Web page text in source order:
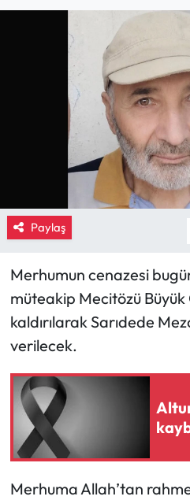
Paylaş
Merhumun cenazesi
müteakip Mecitözü Büyük
kaldırılarak Sarıdede
verilecek.
Merhuma Allah’tan
Çorum Son Dakika
Dodurga Haberleri
Eğitim
Ekonomi
İskilip Haberleri
Kargı Haberleri
Kimdir?
Kültür Sanat
Laçin Haberleri
Magazin
Son Dakika Haberleri
Haber Arşivi